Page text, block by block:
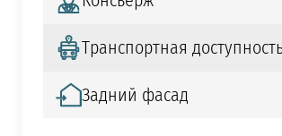
Транспортная
Задний фасад